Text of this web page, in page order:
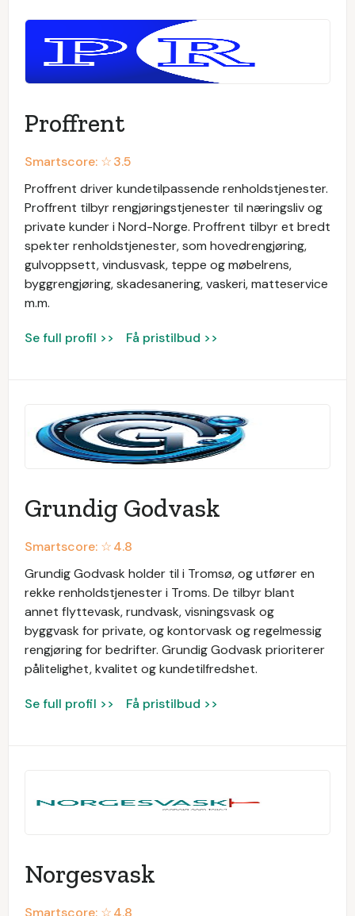
Proffrent
Smartscore: ☆3.5
Proffrent driver kundetilpassende renholdstjenester.
Proffrent tilbyr rengjøringstjenester til næringsliv og
private kunder i Nord-Norge. Proffrent tilbyr et bredt
spekter renholdstjenester, som hovedrengjøring,
gulvoppsett, vindusvask, teppe og møbelrens,
byggrengjøring, skadesanering, vaskeri, matteservice
m.m.
Se full profil >> Få pristilbud >>
Grundig Godvask
Smartscore: ☆4.8
Grundig Godvask holder til i Tromsø, og utfører en
rekke renholdstjenester i Troms. De tilbyr blant
annet flyttevask, rundvask, visningsvask og
byggvask for private, og kontorvask og regelmessig
rengjøring for bedrifter. Grundig Godvask prioriterer
pålitelighet, kvalitet og kundetilfredshet.
Se full profil >> Få pristilbud >>
Norgesvask
Smartscore: ☆4.8